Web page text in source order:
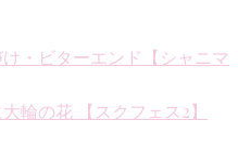
け・ビターエンド【シャニマ
輪の花 【スクフェス2】